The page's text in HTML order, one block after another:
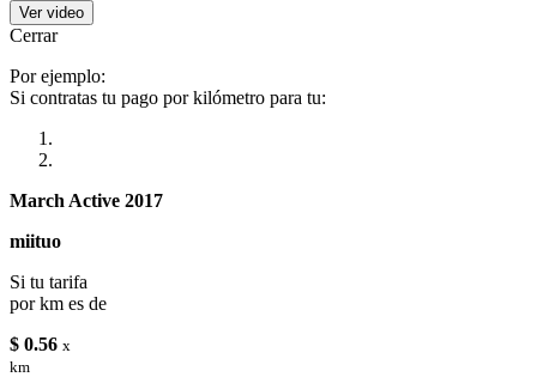
Ver video
Cerrar
Por ejemplo:
Si contratas tu pago por kilómetro para tu:
March Active 2017
miituo
Si tu tarifa
por km es de
$ 0.56 x
km